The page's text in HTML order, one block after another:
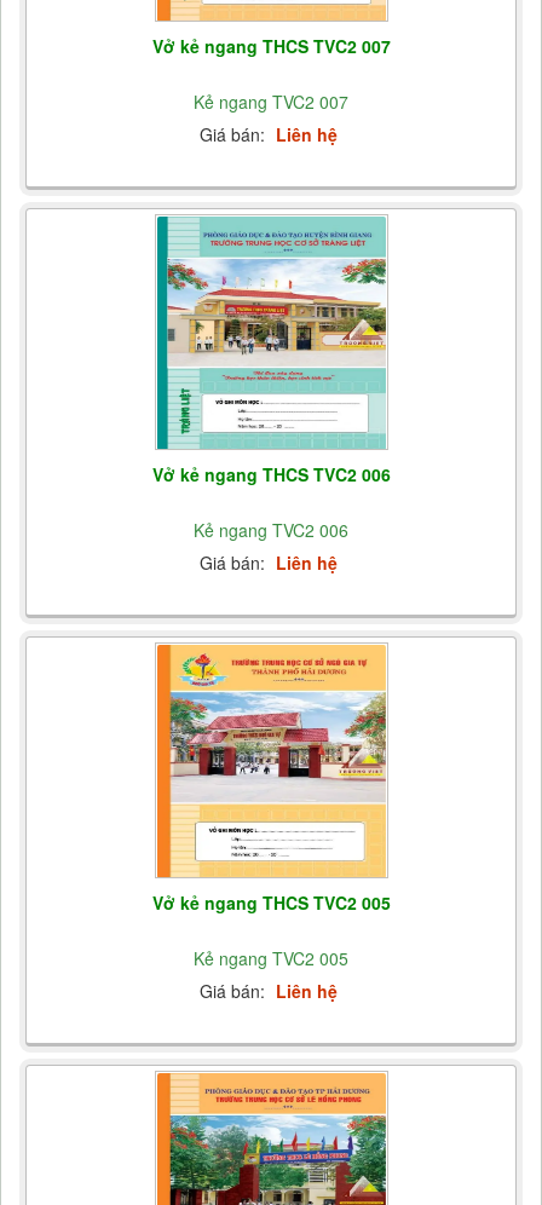
Vở kẻ ngang THCS TVC2 007
Kẻ ngang TVC2 007
Giá bán: Liên hệ
Vở kẻ ngang THCS TVC2 006
Kẻ ngang TVC2 006
Giá bán: Liên hệ
Vở kẻ ngang THCS TVC2 005
Kẻ ngang TVC2 005
Giá bán: Liên hệ